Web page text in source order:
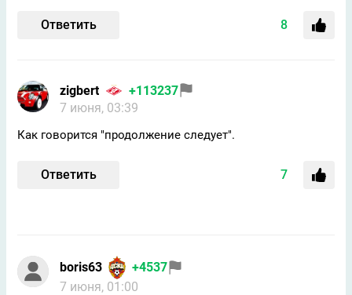
Ответить 8
zigbert
+113237
7 июня, 03:39
Как говорится "продолжение следует".
Ответить 7
boris63
+4537
7 июня, 01:00